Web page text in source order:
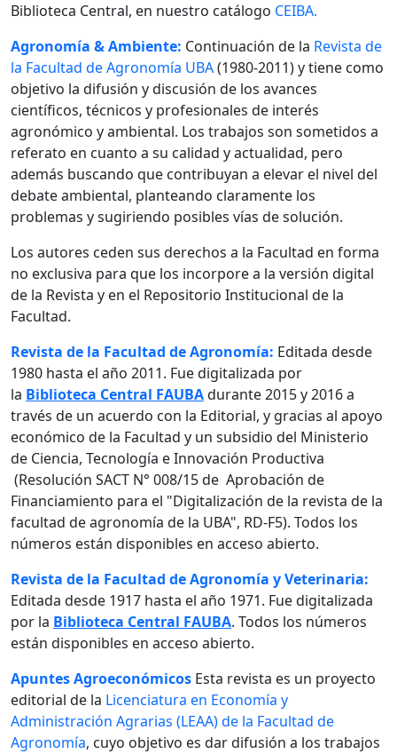
Biblioteca Central, en nuestro catálogo CEIBA.
Agronomía & Ambiente: Continuación de la Revista de
la Facultad de Agronomía UBA(1980-2011) y tiene como
objetivo la difusión y discusión de los avances
científicos, técnicos y profesionales de interés
agronómico y ambiental. Los trabajos son sometidos a
referato en cuanto a su calidad y actualidad, pero
además buscando que contribuyan a elevar el nivel del
debate ambiental, planteando claramente los
problemas y sugiriendo posibles vías de solución.
Los autores ceden sus derechos a la Facultad en forma
no exclusiva para que los incorpore a la versión digital
de la Revista y en el Repositorio Institucional de la
Facultad.
Revista de la Facultad de Agronomía: Editada desde
1980 hasta el año 2011. Fue digitalizada por
la Biblioteca Central FAUBAdurante 2015 y 2016 a
través de un acuerdo con la Editorial, y gracias al apoyo
económico de la Facultad y un subsidio del Ministerio
de Ciencia, Tecnología e Innovación Productiva
(Resolución SACT N° 008/15 de Aprobación de
Financiamiento para el "Digitalización de la revista de la
facultad de agronomía de la UBA", RD-F5). Todos los
números están disponibles en acceso abierto.
Revista de la Facultad de Agronomía y Veterinaria:
Editada desde 1917 hasta el año 1971. Fue digitalizada
por la Biblioteca Central FAUBA. Todos los números
están disponibles en acceso abierto.
Apuntes Agroeconómicos Esta revista es un proyecto
editorial de la Licenciatura en Economía y
Administración Agrarias (LEAA) de la Facultad de
Agronomía, cuyo objetivo es dar difusión a los trabajos